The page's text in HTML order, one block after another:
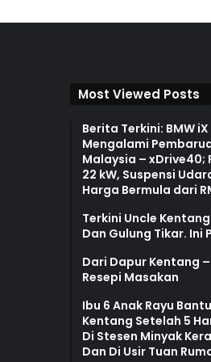
Most Viewed Posts
Berita Terkini: BMW
Mengalami
Malaysia – xDrive40;
22 kW, Suspensi
Harga Bermula dari
Terkini Uncle
Dan Gulung Tikar. Ini
Dari Dapur Kentang
Resepi Masakan
Ibu 6 Anak Rayu
Kentang Setelah 5
Di Stesen Minyak
Dan Di Usir Tuan